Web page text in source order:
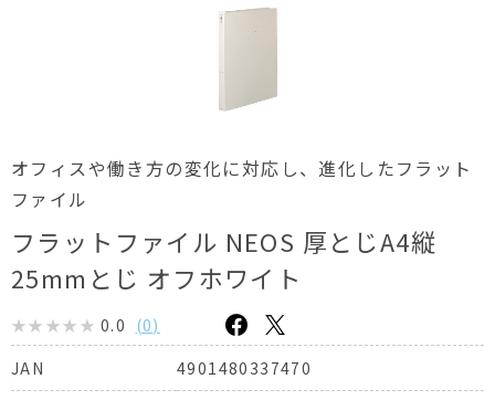
オフィスや働き方の変化に対応し、進化したフラット
ファイル
フラットファイル NEOS 厚とじA4縦
25mmとじ オフホワイト
0.0 (0)
JAN
4901480337470